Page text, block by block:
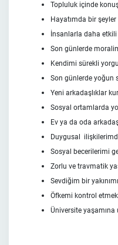
Topluluk içinde
Hayatımda bir
İnsanlarla daha
Son günlerde
Kendimi sürekli
Son günlerde yoğun
Yeni arkadaşlıklar
Sosyal ortamlarda
Ev ya da oda
Duygusal
Sosyal becerilerimi
Zorlu ve travmatik
Sevdiğim bir
Öfkemi kontrol
Üniversite